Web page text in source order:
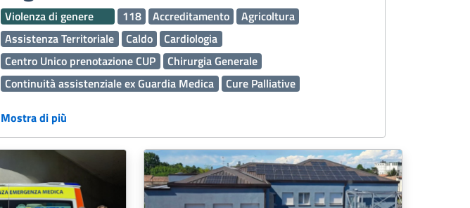
Violenza di genere 118 Accreditamento
Agricoltura
Assistenza Territoriale
Caldo
Cardiologia
Centro Unico prenotazione CUP
Chirurgia Generale
Continuità assistenziale ex Guardia Medica
Cure Palliative
Fascicolo Sanitario Elettronico FSE
Igiene Alimenti
Inclusione Laboratorio Analisi Malattie
Malattie rare
Medicina Generale
Medicina generale
Medicina Trasfusionale
Medico Medicina Generale MMG
Nefrologia e Dialisi
Oculistica
Mostra di più